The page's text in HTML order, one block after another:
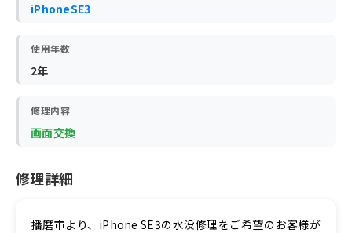
iPhoneSE3
使用年数
2年
修理内容
画面交換
修理詳細
播磨市より、iPhone SE3の水没修理をご希望のお客様が